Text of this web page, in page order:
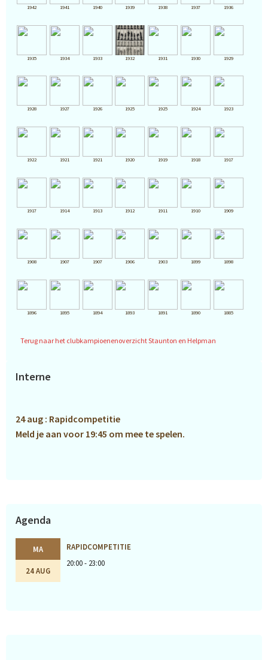
1942 1941 1940 1939 1938 1937 1936
1935 1934 1933 1932 1931 1930 1929
1928 1927 1926 1925 1925 1924 1923
1922 1921 1921 1920 1919 1918 1917
1917 1914 1913 1912 1911 1910 1909
1908 1907 1907 1906 1903 1899 1898
1896 1895 1894 1893 1891 1890 1885
Terug naar het clubkampioenenoverzicht Staunton en Helpman
Primaire
Interne
24 aug : Rapidcompetitie
Meld je aan voor 19:45 om mee te spelen.
Agenda
MA
24 AUG
RAPIDCOMPETITIE
20:00 - 23:00